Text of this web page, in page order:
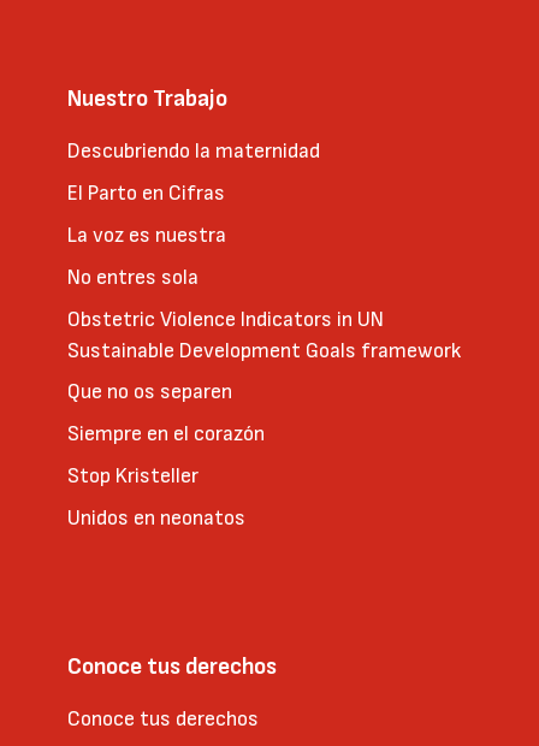
Nuestro Trabajo
Descubriendo la maternidad
El Parto en Cifras
La voz es nuestra
No entres sola
Obstetric Violence Indicators in UN
Sustainable Development Goals framework
Que no os separen
Siempre en el corazón
Stop Kristeller
Unidos en neonatos
Conoce tus derechos
Conoce tus derechos